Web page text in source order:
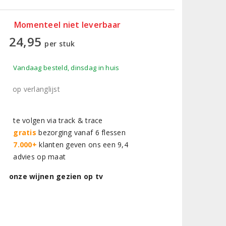
Momenteel niet leverbaar
24,95 per stuk
Vandaag besteld, dinsdag in huis
op verlanglijst
te volgen via track & trace
gratis bezorging vanaf 6 flessen
7.000+ klanten geven ons een 9,4
advies op maat
onze wijnen gezien op tv